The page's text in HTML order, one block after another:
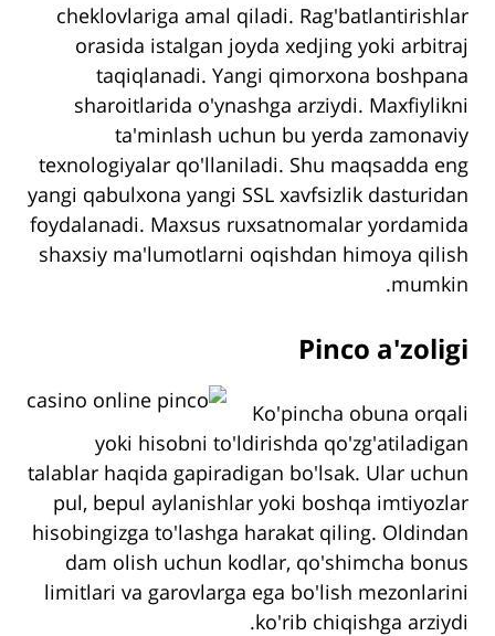
cheklovlariga amal qiladi. Rag'batlantirishlar
orasida istalgan joyda xedjing yoki arbitraj
taqiqlanadi. Yangi qimorxona boshpana
sharoitlarida o'ynashga arziydi. Maxfiylikni
ta'minlash uchun bu yerda zamonaviy
texnologiyalar qo'llaniladi. Shu maqsadda eng
yangi qabulxona yangi SSL xavfsizlik dasturidan
foydalanadi. Maxsus ruxsatnomalar yordamida
shaxsiy ma'lumotlarni oqishdan himoya qilish
mumkin.
Pinco a'zoligi
Ko'pincha obuna orqali
yoki hisobni to'ldirishda qo'zg'atiladigan
talablar haqida gapiradigan bo'lsak. Ular uchun
pul, bepul aylanishlar yoki boshqa imtiyozlar
hisobingizga to'lashga harakat qiling. Oldindan
dam olish uchun kodlar, qo'shimcha bonus
limitlari va garovlarga ega bo'lish mezonlarini
ko'rib chiqishga arziydi.